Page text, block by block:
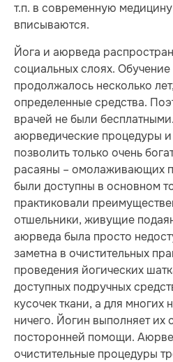
т.п. в современную
вписываются.
Йога и аюрведа
социальных слоях.
продолжалось несколько
определенные средства.
врачей не были
аюрведические процедуры
позволить только очень
расаяны – омолаживающих
были доступны в основном
практиковали
отшельники, живущие
аюрведа была просто
заметна в очистительных
проведения йогических
доступных подручных
кусочек ткани, а для
ничего. Йогин выполняет их
посторонней помощи.
очистительные процедуры